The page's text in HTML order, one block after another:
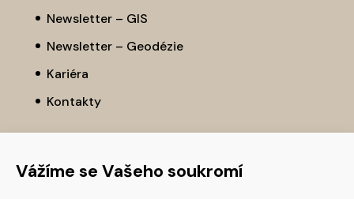
Vážíme se Vašeho soukromí
Newsletter – GIS
Newsletter – Geodézie
Kariéra
Kontakty